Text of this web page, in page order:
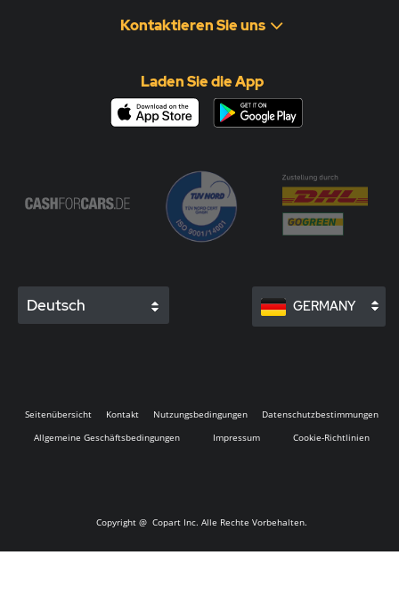
Kontaktieren Sie uns
Laden Sie die App
Deutsch GERMANY
Copyright @ Copart Inc. Alle Rechte Vorbehalten.
Seitenübersicht Kontakt Nutzungsbedingungen
Datenschutzbestimmungen
Allgemeine Geschäftsbedingungen
Impressum Cookie-Richtlinien